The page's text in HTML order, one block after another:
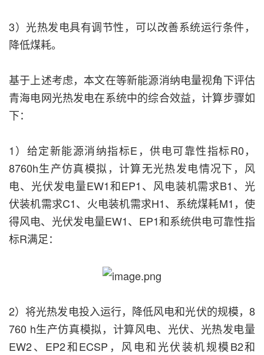
3）光热发电具有调节性，可以改善系统运行条件，
降低煤耗。
基于上述考虑，本文在等新能源消纳电量视角下评估
青海电网光热发电在系统中的综合效益，计算步骤如
下：
1）给定新能源消纳指标E，供电可靠性指标R0，
8760h生产仿真模拟，计算无光热发电情况下，风
电、光伏发电量EW1和EP1、风电装机需求B1、光
伏装机需求C1、火电装机需求H1、系统煤耗M1，使
得风电、光伏发电量EW1、EP1和系统供电可靠性指
标R满足：
2）将光热发电投入运行，降低风电和光伏的规模，8
760 h生产仿真模拟，计算风电、光伏、光热发电量
EW2、EP2和ECSP，风电和光伏装机规模B2和